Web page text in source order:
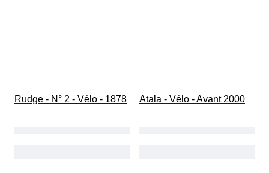
Rudge - N° 2 - Vélo - 1878 Atala - Vélo - Avant 2000